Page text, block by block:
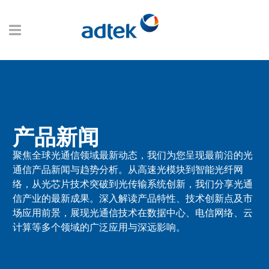
产品新闻
聚焦全球光通信领域最新动态，我们为您呈现最前沿的光
通信产品新闻与趋势分析。从高速光模块到智能光纤网
络，从光芯片技术突破到光传输系统创新，我们分享光通
信产业的最新成果。深入解读产品特性、技术创新点及市
场应用前景，展现光通信技术在数据中心、电信网络、云
计算等多个领域的广泛应用与深远影响。